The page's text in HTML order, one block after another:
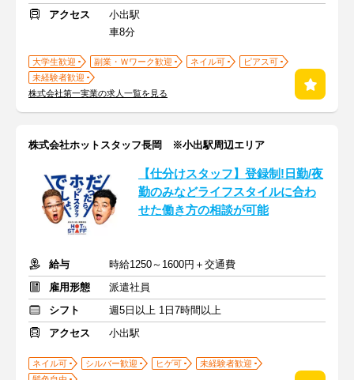
アクセス
小出駅
車8分
大学生歓迎 副業・Ｗワーク歓迎 ネイル可
ピアス可
未経験者歓迎
株式会社第一実業の求人一覧を見る
株式会社ホットスタッフ長岡 ※小出駅周辺エリア
【仕分けスタッフ】登録制!日勤/夜
勤のみなどライフスタイルに合わ
せた働き方の相談が可能
給与
時給1250～1600円＋交通費
雇用形態
派遣社員
シフト
週5日以上 1日7時間以上
アクセス
小出駅
ネイル可 シルバー歓迎 ヒゲ可
未経験者歓迎